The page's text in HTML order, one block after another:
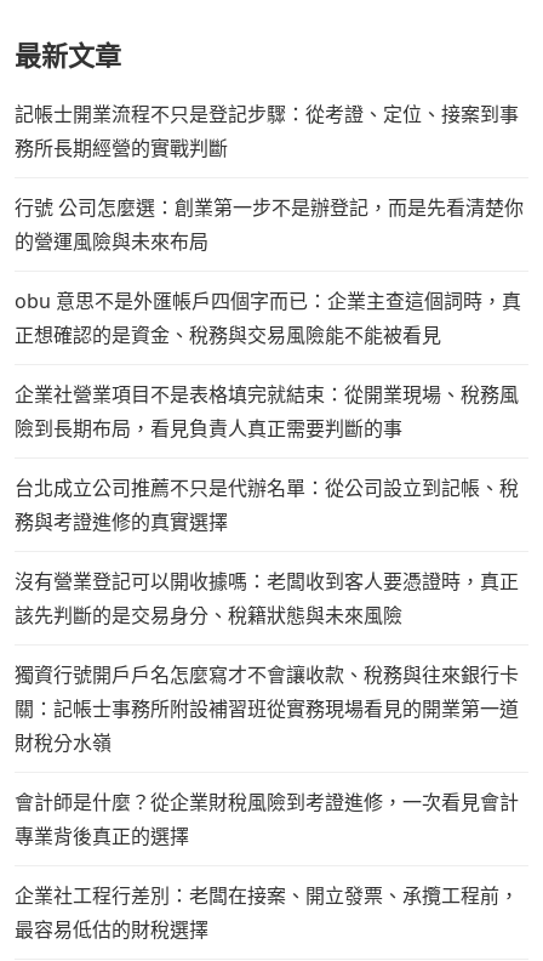
最新文章
記帳士開業流程不只是登記步驟：從考證、定位、接案到事
務所長期經營的實戰判斷
行號 公司怎麼選：創業第一步不是辦登記，而是先看清楚你
的營運風險與未來布局
obu 意思不是外匯帳戶四個字而已：企業主查這個詞時，真
正想確認的是資金、稅務與交易風險能不能被看見
企業社營業項目不是表格填完就結束：從開業現場、稅務風
險到長期布局，看見負責人真正需要判斷的事
台北成立公司推薦不只是代辦名單：從公司設立到記帳、稅
務與考證進修的真實選擇
沒有營業登記可以開收據嗎：老闆收到客人要憑證時，真正
該先判斷的是交易身分、稅籍狀態與未來風險
獨資行號開戶戶名怎麼寫才不會讓收款、稅務與往來銀行卡
關：記帳士事務所附設補習班從實務現場看見的開業第一道
財稅分水嶺
會計師是什麼？從企業財稅風險到考證進修，一次看見會計
專業背後真正的選擇
企業社工程行差別：老闆在接案、開立發票、承攬工程前，
最容易低估的財稅選擇